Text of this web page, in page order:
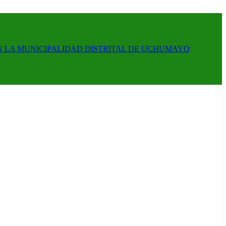
LA MUNICIPALIDAD DISTRITAL DE UCHUMAYO